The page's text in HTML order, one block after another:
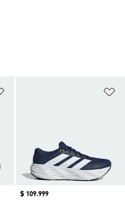
Precio
$ 109.999